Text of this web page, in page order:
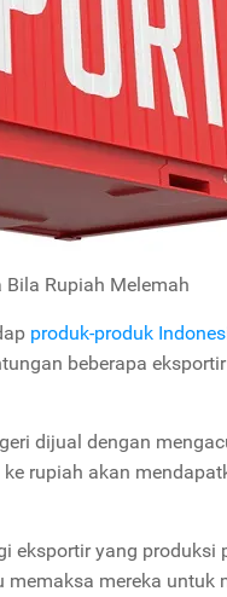
Rupiah Melemah
produk-produk
beberapa
dijual dengan
rupiah akan
eksportir yang produksi
mereka untuk